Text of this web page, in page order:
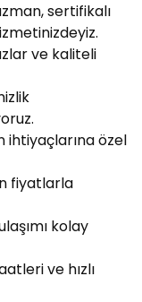
sertifikalı
ve kaliteli
ihtiyaçlarına özel
fiyatlarla
kolay
ve hızlı